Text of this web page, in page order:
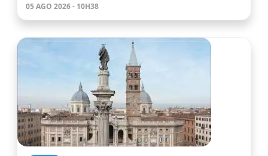
05 AGO 2026 - 10H38